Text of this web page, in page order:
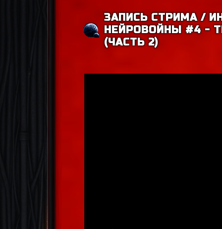
ЗАПИСЬ СТРИМА /
НЕЙРОВОЙНЫ #4 -
(ЧАСТЬ 2)